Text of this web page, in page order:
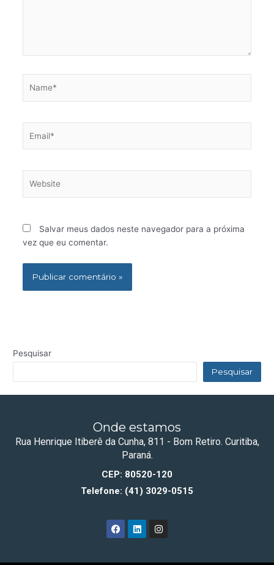
Salvar meus dados neste navegador para a próxima
vez que eu comentar.
Pesquisar
Pesquisar
Onde estamos
Rua Henrique Itiberê da Cunha, 811 - Bom Retiro. Curitiba,
Paraná.
CEP: 80520-120
Telefone: (41) 3029-0515
F
a
c
b
L
i
n
e
I
n
s
a